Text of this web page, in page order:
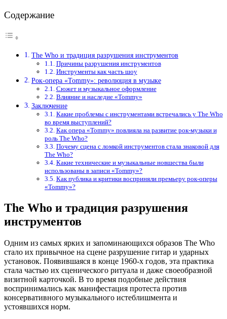
Содержание
The Who и традиция разрушения инструментов
Причины разрушения инструментов
Инструменты как часть шоу
Рок-опера «Tommy»: революция в музыке
Сюжет и музыкальное оформление
Влияние и наследие «Tommy»
Заключение
Какие проблемы с инструментами встречались у The Who
во время выступлений?
Как опера «Tommy» повлияла на развитие рок-музыки и
роль The Who?
Почему сцена с ломкой инструментов стала знаковой для
The Who?
Какие технические и музыкальные новшества были
использованы в записи «Tommy»?
Как публика и критики восприняли премьеру рок-оперы
«Tommy»?
The Who и традиция разрушения
инструментов
Одним из самых ярких и запоминающихся образов The Who
стало их привычное на сцене разрушение гитар и ударных
установок. Появившаяся в конце 1960-х годов, эта практика
стала частью их сценического ритуала и даже своеобразной
визитной карточкой. В то время подобные действия
воспринимались как манифестация протеста против
консервативного музыкального истеблишмента и
устоявшихся норм.